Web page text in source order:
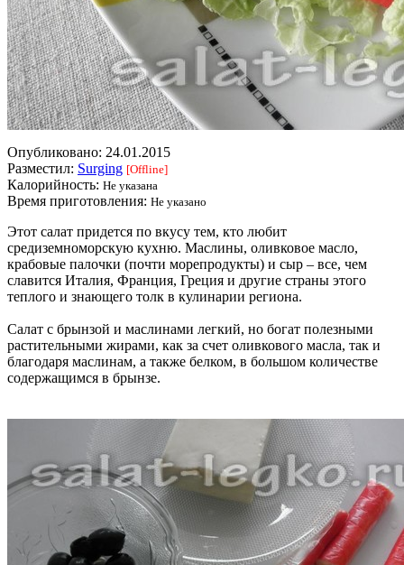
Опубликовано: 24.01.2015
Разместил: Surging [Offline]
Калорийность: Не указана
Время приготовления: Не указано
Этот салат придется по вкусу тем, кто любит
средиземноморскую кухню. Маслины, оливковое масло,
крабовые палочки (почти морепродукты) и сыр – все, чем
славится Италия, Франция, Греция и другие страны этого
теплого и знающего толк в кулинарии региона.
Салат с брынзой и маслинами легкий, но богат полезными
растительными жирами, как за счет оливкового масла, так и
благодаря маслинам, а также белком, в большом количестве
содержащимся в брынзе.